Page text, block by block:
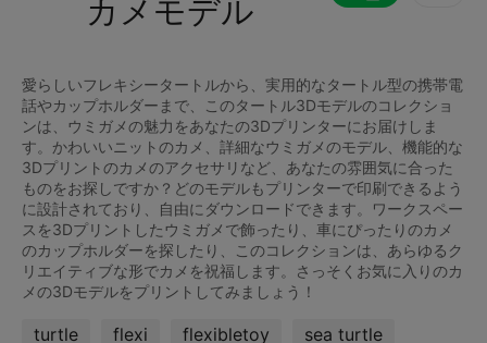
カメモデル
愛らしいフレキシータートルから、実用的なタートル型の携帯電
話やカップホルダーまで、このタートル3Dモデルのコレクショ
ンは、ウミガメの魅力をあなたの3Dプリンターにお届けしま
す。かわいいニットのカメ、詳細なウミガメのモデル、機能的な
3Dプリントのカメのアクセサリなど、あなたの雰囲気に合った
ものをお探しですか？どのモデルもプリンターで印刷できるよう
に設計されており、自由にダウンロードできます。ワークスペー
スを3Dプリントしたウミガメで飾ったり、車にぴったりのカメ
のカップホルダーを探したり、このコレクションは、あらゆるク
リエイティブな形でカメを祝福します。さっそくお気に入りのカ
turtle flexi flexibletoy
sea turtle